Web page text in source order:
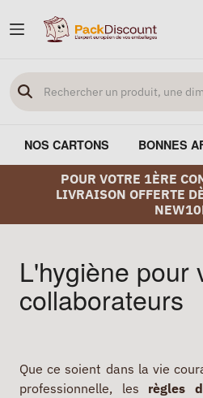
NOS CARTONS BONNES
POUR VOTRE 1ÈRE
LIVRAISON OFFERTE
L'hygiène pour
collaborateurs
Que ce soient dans la vie
professionnelle, les règles